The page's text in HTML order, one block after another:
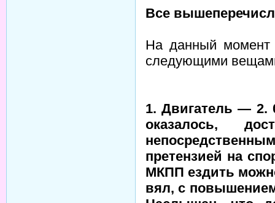
Все
На данный момент
следующими
1. Двигатель — 2.
оказалось,
претензией на
МКПП ездить
вял, с